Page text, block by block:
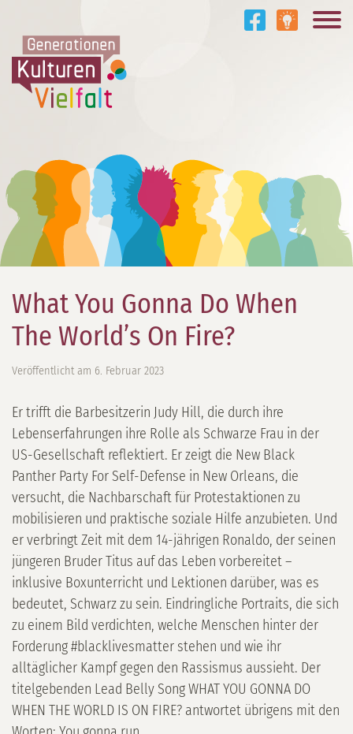
What You Gonna Do When
The World’s On Fire?
Veröffentlicht am 6. Februar 2023
Er trifft die Barbesitzerin Judy Hill, die durch ihre
Lebenserfahrungen ihre Rolle als Schwarze Frau in der
US-Gesellschaft reflektiert. Er zeigt die New Black
Panther Party For Self-Defense in New Orleans, die
versucht, die Nachbarschaft für Protestaktionen zu
mobilisieren und praktische soziale Hilfe anzubieten. Und
er verbringt Zeit mit dem 14-jährigen Ronaldo, der seinen
jüngeren Bruder Titus auf das Leben vorbereitet –
inklusive Boxunterricht und Lektionen darüber, was es
bedeutet, Schwarz zu sein. Eindringliche Portraits, die sich
zu einem Bild verdichten, welche Menschen hinter der
Forderung #blacklivesmatter stehen und wie ihr
alltäglicher Kampf gegen den Rassismus aussieht. Der
titelgebenden Lead Belly Song WHAT YOU GONNA DO
WHEN THE WORLD IS ON FIRE? antwortet übrigens mit den